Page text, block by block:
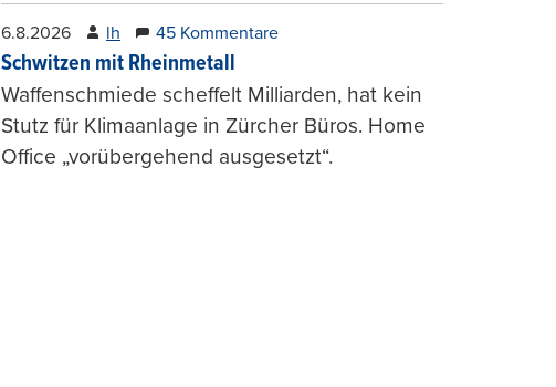
6.8.2026 lh 45 Kommentare
Schwitzen mit Rheinmetall
Waffenschmiede scheffelt Milliarden, hat kein
Stutz für Klimaanlage in Zürcher Büros. Home
Office „vorübergehend ausgesetzt“.